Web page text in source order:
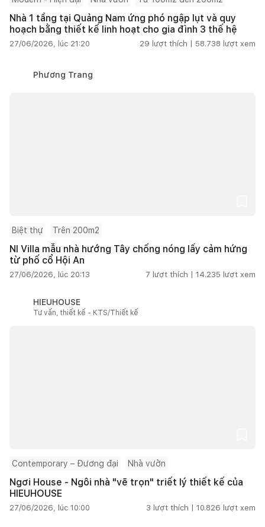
Nhà 1 tầng tại Quảng Nam ứng phó ngập lụt và quy
hoạch bằng thiết kế linh hoạt cho gia đình 3 thế hệ
27/06/2026, lúc 21:20 29 lượt thích | 58.738 lượt xem
Phương Trang
Biệt thự Trên 200m2
NI Villa mẫu nhà hướng Tây chống nóng lấy cảm hứng
từ phố cổ Hội An
27/06/2026, lúc 20:13 7 lượt thích | 14.235 lượt xem
HIEUHOUSE
Tư vấn, thiết kế - KTS/Thiết kế
Contemporary – Đương đại Nhà vườn
Ngơi House - Ngôi nhà "vẽ trọn" triết lý thiết kế của
HIEUHOUSE
27/06/2026, lúc 10:00 3 lượt thích | 10.826 lượt xem